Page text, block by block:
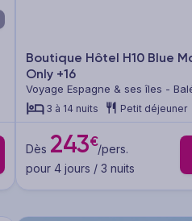
Boutique Hôtel H10 Blue
Only +16
Voyage Espagne & ses îles -
Majorque
3 à 14 nuits Petit déjeuner
Dès 243€/pers.
pour 4 jours / 3 nuits